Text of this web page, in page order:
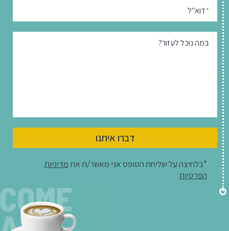
*דוא"ל
במה נוכל לעזור?
דברו איתנו
*בלחיצה על שליחת הטופס אני מאשר/ת אתמדיניות
הפרטיות